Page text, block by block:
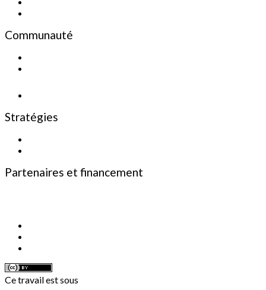
Communauté
Stratégies
Partenaires et financement
Ce travail est sous